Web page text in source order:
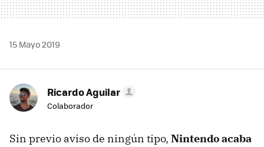
15 Mayo 2019
Ricardo Aguilar
Colaborador
Sin previo aviso de ningún tipo, Nintendo acaba